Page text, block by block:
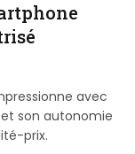
avec
son autonomie
prix.